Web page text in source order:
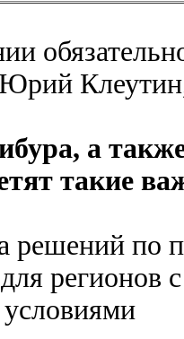
Юрий
а
такие
решений
регионов